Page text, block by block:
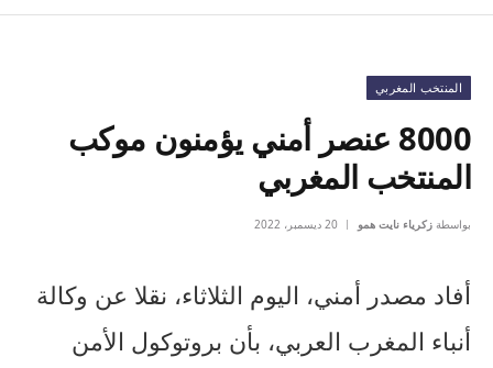
المنتخب المغربي
8000 عنصر أمني يؤمنون موكب
المنتخب المغربي
بواسطة زكرياء نايت همو 20 ديسمبر، 2022
أفاد مصدر أمني، اليوم الثلاثاء، نقلا عن وكالة
أنباء المغرب العربي، بأن بروتوكول الأمن